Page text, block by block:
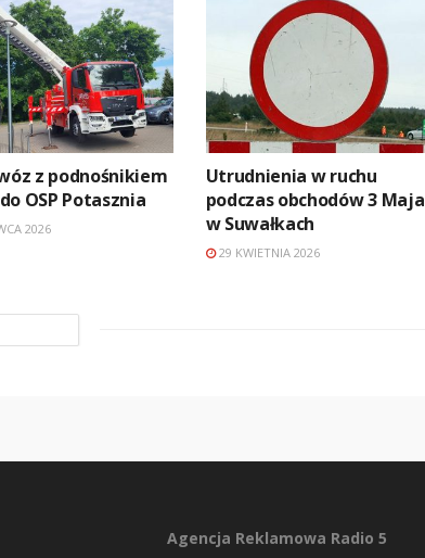
z podnośnikiem
OSP Potasznia
2026
Utrudnienia w ruchu
podczas obchodów 3 Maja
w Suwałkach
29 KWIETNIA 2026
Agencja Reklamowa Radio 5